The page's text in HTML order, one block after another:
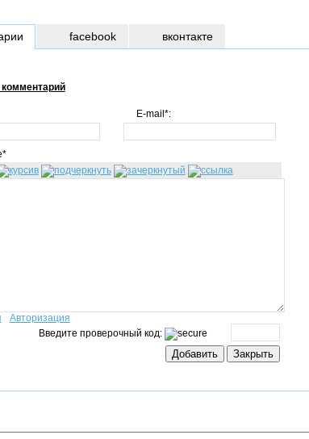
комментарий
E-mail*:
Авторизация
Введите проверочный код:
facebook вконтакте